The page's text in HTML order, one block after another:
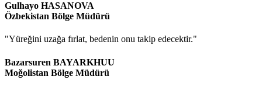
Gulhayo HASANOVA
Özbekistan Bölge Müdürü
"Yüreğini uzağa fırlat, bedenin onu takip edecektir."
Bazarsuren BAYARKHUU
Moğolistan Bölge Müdürü